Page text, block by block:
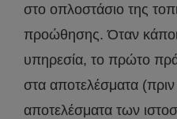
στο οπλοστάσιο της
προώθησης. Όταν
υπηρεσία, το πρώτο
στα αποτελέσματα
αποτελέσματα των